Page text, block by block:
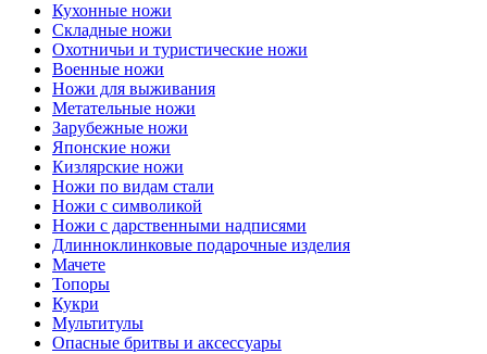
Кухонные ножи
Складные ножи
Охотничьи и туристические ножи
Военные ножи
Ножи для выживания
Метательные ножи
Зарубежные ножи
Японские ножи
Кизлярские ножи
Ножи по видам стали
Ножи с символикой
Ножи с дарственными надписями
Длинноклинковые подарочные изделия
Мачете
Топоры
Кукри
Мультитулы
Опасные бритвы и аксессуары